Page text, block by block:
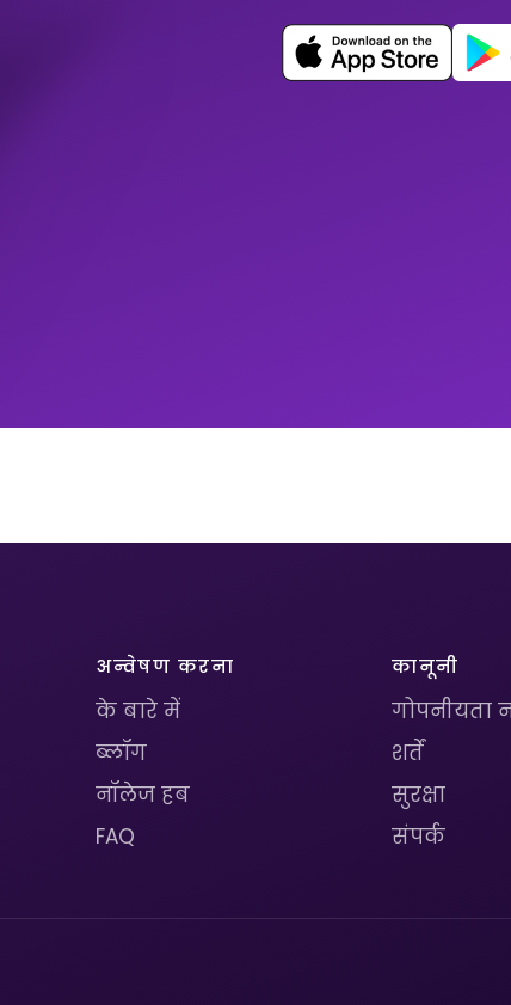
अन्वेषण करना
के बारे में
ब्लॉग
नॉलेज हब
FAQ
कानूनी
गोपनीयता
शर्तें
सुरक्षा
संपर्क